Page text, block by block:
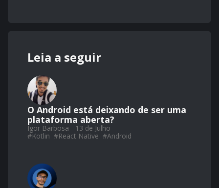
Leia a seguir
O Android está deixando de ser uma
plataforma aberta?
Igor Barbosa - 13 de Julho
#Kotlin #React Native #Android